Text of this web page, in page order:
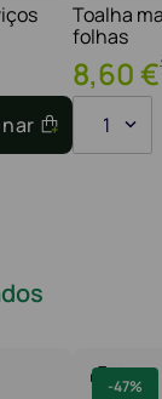
Toalha
folhas
8,60€
1
-47%